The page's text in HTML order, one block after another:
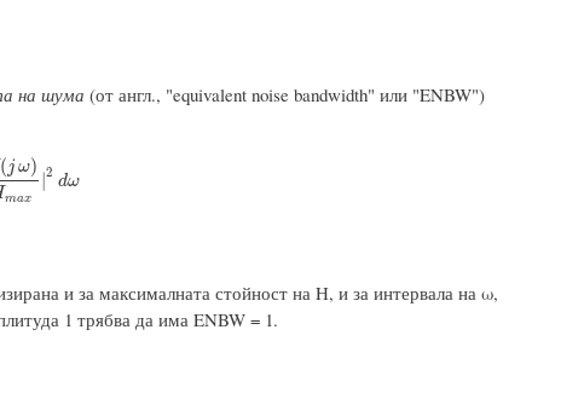
на шума (от англ., "equivalent noise bandwidth" или "ENBW")
(j ω)
max
|2 dω
max|2 dω
и за максималната стойност на H, и за интервала на ω,
1 трябва да има ENBW = 1.